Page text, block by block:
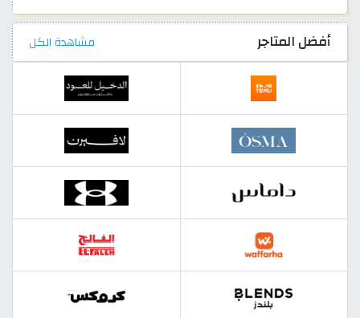
أفضل المتاجر مشاهدة الكل